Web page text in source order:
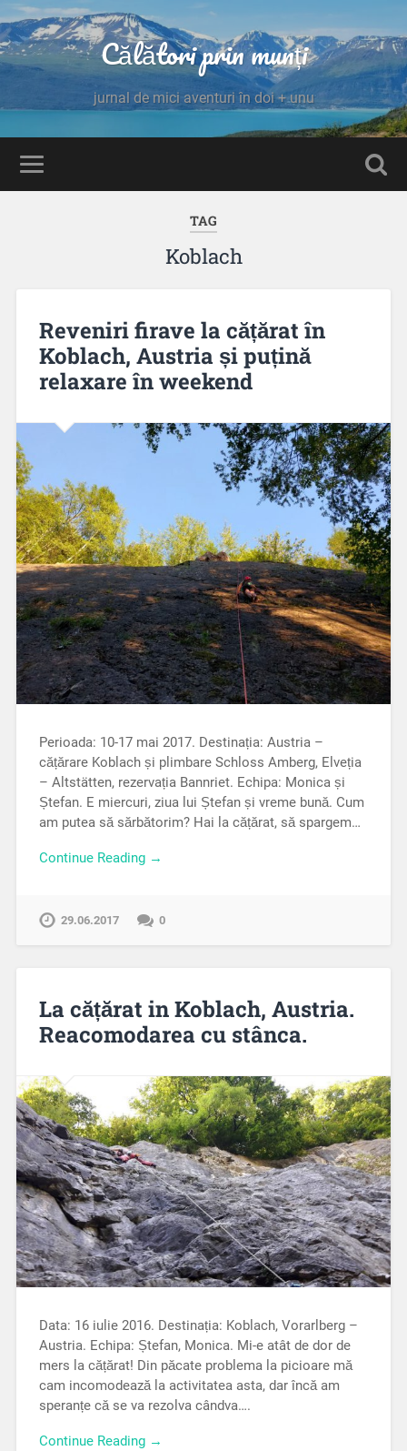
Călători prin munți
jurnal de mici aventuri în doi + unu
TAG
Koblach
Reveniri firave la cățărat în
Koblach, Austria și puțină
relaxare în weekend
Perioada: 10-17 mai 2017. Destinația: Austria –
cățărare Koblach și plimbare Schloss Amberg, Elveția
– Altstätten, rezervația Bannriet. Echipa: Monica și
Ștefan. E miercuri, ziua lui Ștefan și vreme bună. Cum
am putea să sărbătorim? Hai la cățărat, să spargem…
Continue Reading →
29.06.2017 0
La cățărat in Koblach, Austria.
Reacomodarea cu stânca.
Data: 16 iulie 2016. Destinația: Koblach, Vorarlberg –
Austria. Echipa: Ștefan, Monica. Mi-e atât de dor de
mers la cățărat! Din păcate problema la picioare mă
cam incomodează la activitatea asta, dar încă am
speranțe că se va rezolva cândva….
Continue Reading →